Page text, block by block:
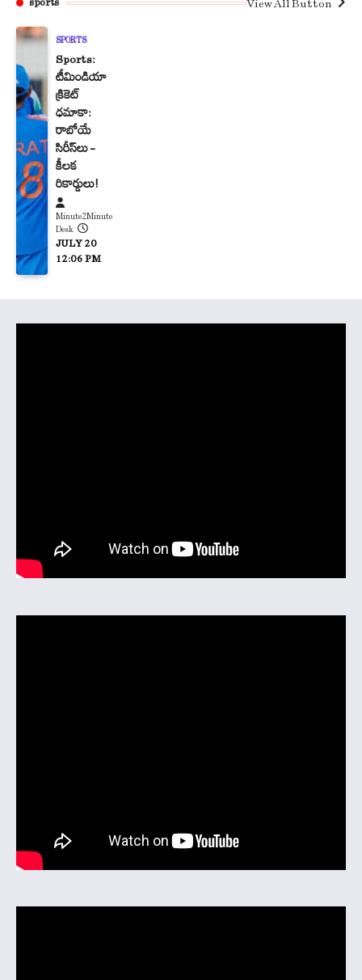
sports View All Button
SPORTS
Sports:
టీమిండియా
క్రికెట్
ధమాకా:
రాబోయే
సిరీస్‌లు –
కీలక
రికార్డులు!
Minute2Minute
Desk
JULY 20
12:06 PM